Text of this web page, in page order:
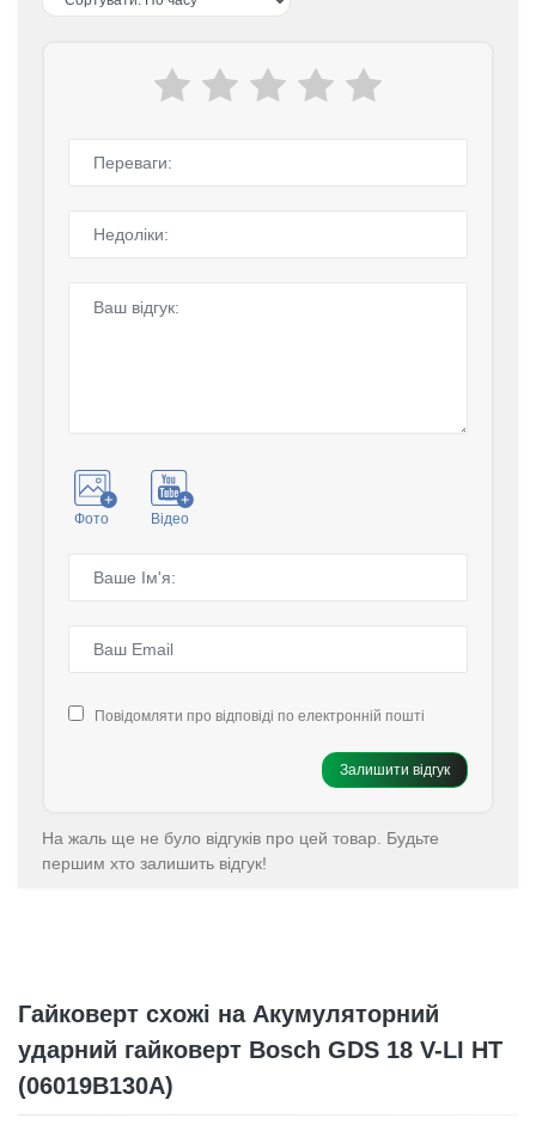
Фото Відео
Повідомляти про відповіді по електронній пошті
Залишити відгук
На жаль ще не було відгуків про цей товар. Будьте
першим хто залишить відгук!
Гайковерт схожі на Акумуляторний
ударний гайковерт Bosch GDS 18 V-LI HT
(06019B130A)